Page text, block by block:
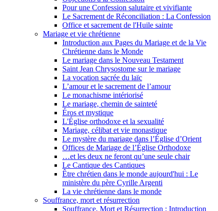
Pour une Confession salutaire et vivifiante
Le Sacrement de Réconciliation : La Confession
Office et sacrement de l'Huile sainte
Mariage et vie chrétienne
Introduction aux Pages du Mariage et de la Vie
Chrétienne dans le Monde
Le mariage dans le Nouveau Testament
Saint Jean Chrysostome sur le mariage
La vocation sacrée du laïc
L’amour et le sacrement de l’amour
Le monachisme intériorisé
Le mariage, chemin de sainteté
Éros et mystique
L'Église orthodoxe et la sexualité
Mariage, célibat et vie monastique
Le mystère du mariage dans l’Église d’Orient
Offices de Mariage de l’Église Orthodoxe
…et les deux ne feront qu’une seule chair
Le Cantique des Cantiques
Être chrétien dans le monde aujourd'hui : Le
ministère du père Cyrille Argenti
La vie chrétienne dans le monde
Souffrance, mort et résurrection
Souffrance, Mort et Résurrection : Introduction